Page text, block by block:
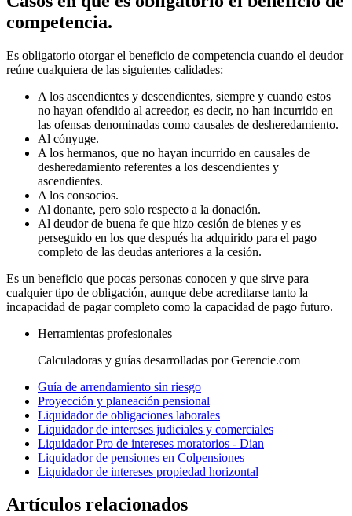
competencia.
Es obligatorio otorgar el beneficio de competencia cuando el deudor
reúne cualquiera de las siguientes calidades:
A los ascendientes y descendientes, siempre y cuando estos
no hayan ofendido al acreedor, es decir, no han incurrido en
las ofensas denominadas como causales de desheredamiento.
Al cónyuge.
A los hermanos, que no hayan incurrido en causales de
desheredamiento referentes a los descendientes y
ascendientes.
A los consocios.
Al donante, pero solo respecto a la donación.
Al deudor de buena fe que hizo cesión de bienes y es
perseguido en los que después ha adquirido para el pago
completo de las deudas anteriores a la cesión.
Es un beneficio que pocas personas conocen y que sirve para
cualquier tipo de obligación, aunque debe acreditarse tanto la
incapacidad de pagar completo como la capacidad de pago futuro.
Herramientas profesionales
Calculadoras y guías desarrolladas por Gerencie.com
Guía de arrendamiento sin riesgo
Proyección y planeación pensional
Liquidador de obligaciones laborales
Liquidador de intereses judiciales y comerciales
Liquidador Pro de intereses moratorios - Dian
Liquidador de pensiones en Colpensiones
Liquidador de intereses propiedad horizontal
Artículos relacionados